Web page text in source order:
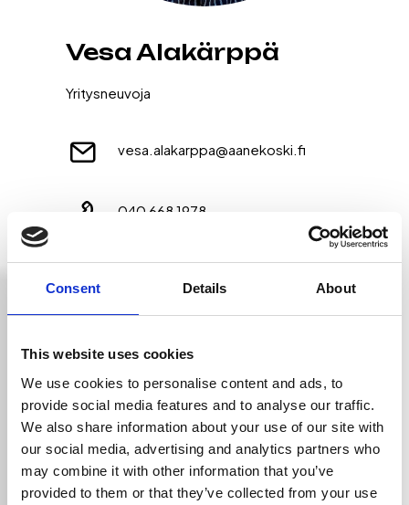
Consent Details About
This website uses cookies
We use cookies to personalise content and ads, to
provide social media features and to analyse our traffic.
We also share information about your use of our site with
our social media, advertising and analytics partners who
may combine it with other information that you’ve
provided to them or that they’ve collected from your use
Vesa Alakärppä
Yritysneuvoja
vesa.alakarppa@aanekoski.fi
040 668 1978